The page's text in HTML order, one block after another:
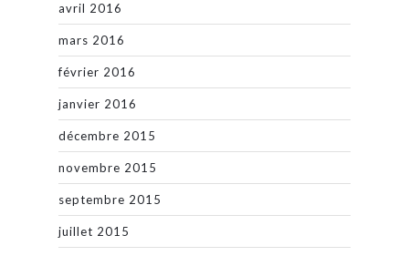
avril 2016
mars 2016
février 2016
janvier 2016
décembre 2015
novembre 2015
septembre 2015
juillet 2015